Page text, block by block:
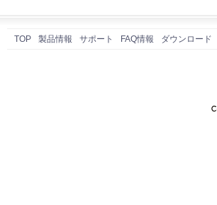
TOP 製品情報 サポート FAQ情報 ダウンロード